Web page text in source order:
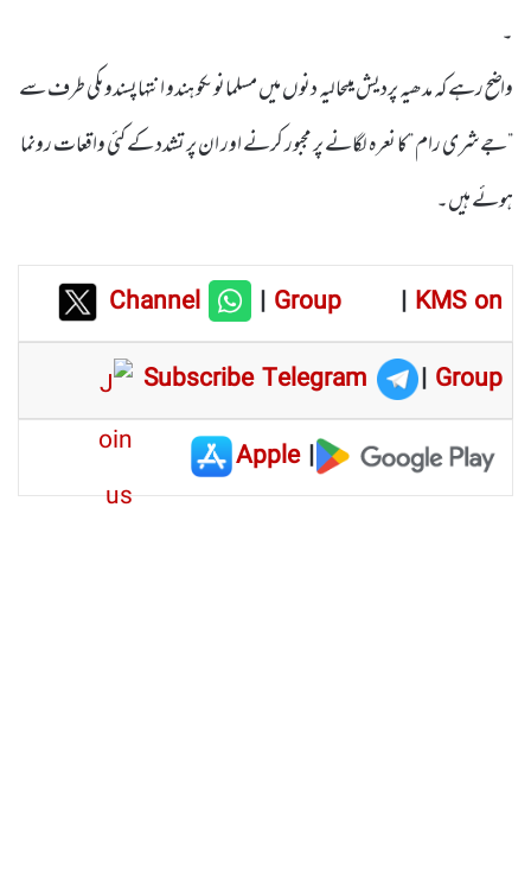
۔
واضح رہے کہ مدھیہ پردیش میںحالیہ دنوں میں مسلمانوںکو ہندو انتہاپسندوںکی طرف سے
”جے شری رام ”کا نعرہ لگانے پر مجبور کرنے اور ان پر تشدد کے کئی واقعات رونما
ہوئے ہیں۔
Channel |Group | KMS on
Subscribe Telegram
| Group
|
Apple